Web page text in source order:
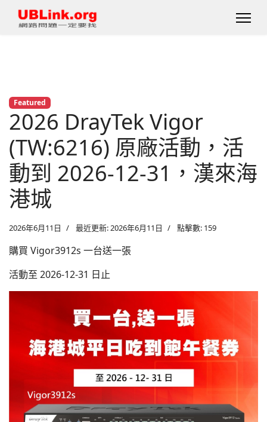
Featured
2026 DrayTek Vigor
(TW:6216) 原廠活動，活
動到 2026-12-31，漢來海
港城
2026年6月11日 最近更新: 2026年6月11日 點擊數: 159
購買 Vigor3912s 一台送一張
活動至 2026-12-31 日止